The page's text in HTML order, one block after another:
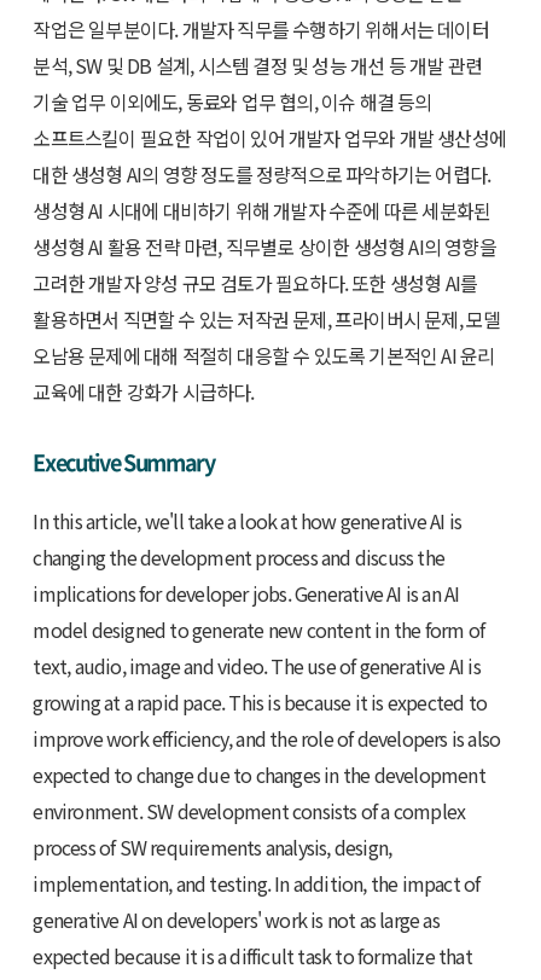
작업은 일부분이다. 개발자 직무를 수행하기 위해서는 데이터
분석, SW 및 DB 설계, 시스템 결정 및 성능 개선 등 개발 관련
기술 업무 이외에도, 동료와 업무 협의, 이슈 해결 등의
소프트스킬이 필요한 작업이 있어 개발자 업무와 개발 생산성에
대한 생성형 AI의 영향 정도를 정량적으로 파악하기는 어렵다.
생성형 AI 시대에 대비하기 위해 개발자 수준에 따른 세분화된
생성형 AI 활용 전략 마련, 직무별로 상이한 생성형 AI의 영향을
고려한 개발자 양성 규모 검토가 필요하다. 또한 생성형 AI를
활용하면서 직면할 수 있는 저작권 문제, 프라이버시 문제, 모델
오남용 문제에 대해 적절히 대응할 수 있도록 기본적인 AI 윤리
교육에 대한 강화가 시급하다.
Executive Summary
In this article, we'll take a look at how generative AI is
changing the development process and discuss the
implications for developer jobs. Generative AI is an AI
model designed to generate new content in the form of
text, audio, image and video. The use of generative AI is
growing at a rapid pace. This is because it is expected to
improve work efficiency, and the role of developers is also
expected to change due to changes in the development
environment. SW development consists of a complex
process of SW requirements analysis, design,
implementation, and testing. In addition, the impact of
generative AI on developers' work is not as large as
expected because it is a difficult task to formalize that